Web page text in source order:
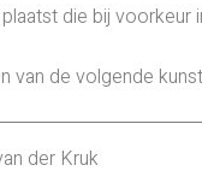
die bij voorkeur
van de volgende
der Kruk